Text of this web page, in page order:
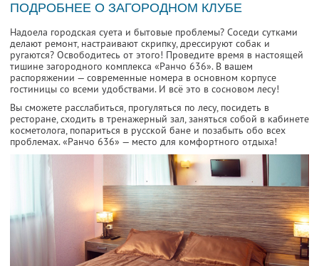
ПОДРОБНЕЕ О ЗАГОРОДНОМ КЛУБЕ
Надоела городская суета и бытовые проблемы? Соседи сутками
делают ремонт, настраивают скрипку, дрессируют собак и
ругаются? Освободитесь от этого! Проведите время в настоящей
тишине загородного комплекса «Ранчо 636». В вашем
распоряжении — современные номера в основном корпусе
гостиницы со всеми удобствами. И всё это в сосновом лесу!
Вы сможете расслабиться, прогуляться по лесу, посидеть в
ресторане, сходить в тренажерный зал, заняться собой в кабинете
косметолога, попариться в русской бане и позабыть обо всех
проблемах. «Ранчо 636» — место для комфортного отдыха!